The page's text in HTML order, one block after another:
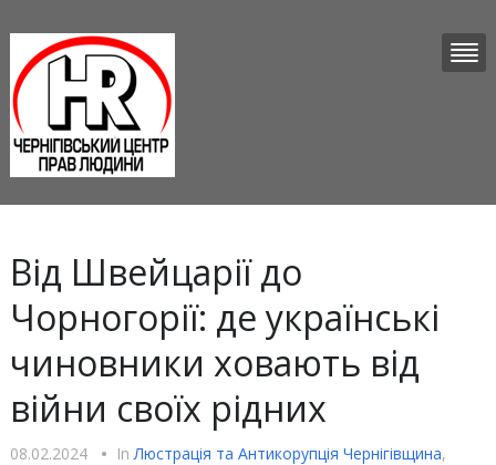
Від Швейцарії до
Чорногорії: де українські
чиновники ховають від
війни своїх рідних
08.02.2024 • InЛюстрацiя та Антикорупцiя Чернігівщина,